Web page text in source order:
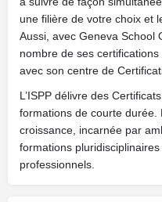
une filière de votre choix et
Aussi, avec Geneva School
nombre de ses
avec son centre de
L’ISPP délivre des
formations de courte durée.
croissance, incarnée par
formations
professionnels.